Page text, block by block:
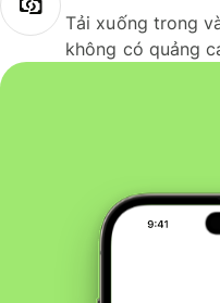
Tải xuống trong
không có quảng